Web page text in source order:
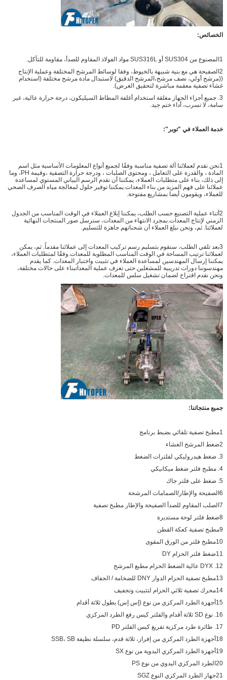
الخصائص:
1المصنوع من SUS304 أو SUS316L مواد الفولاذ المقاوم للصدأ، مقاومة للتآكل.
2الصفيحة هي مع بنية شبيهة بالخيوط، وفقا لوسائط المرشح المختلفة وعملية الإنتاج
((مرشح أولي، نصف مرشح،المرشح الدقيق) لاستبدال مادة مرشح مختلفة (استخدام
غشاء تصفية معقمة مباشرة لتحقيق الغرض).
3. جميع أجزاء الجهاز مغلقة استخدام أغلفة المطاط السيليكون، درجة حرارة عالية، غير
سامة، لا تسرب، أداء ختم جيد.
خدمة العملاء في "توبر":
1نحن نقدم لعملائنا آلة تصفية مناسبة وفقًا لجميع أنواع المعلومات الأساسية مثل اسم
المادة ، والقدرة على التعامل ، ومحتوى الصلبات ، ودرجة حرارة التصفية ،وقيمة PH، وما
إلى ذلك، بناء على متطلبات العملاء، يمكننا أن نقدم الرسم البياني المستوي لمساعدة
عملائنا على فهم المزيد من بناء المعدات.يمكننا توفير حلول لمعالجة مياه الصرف الصحي
للعملاء، ويقومون أيضا بمشاريع مفتوحة.
2أثناء عملية التصنيع حسب الطلب، يمكننا إبلاغ العملاء في الوقت المناسب من الجدول
الزمني لإنتاج المعدات.بمجرد الانتهاء من المعدات، سنرسل صور المنتجات النهائية
لعملائنا. ثم، ونحن نبلغ العملاء أن شحناتهم جاهزة للتسليم.
3بعد تلقي الطلب، سنقوم بتسليم رسم تركيب المعدات إلى عملائنا مقدماً. ثم، يمكن
لعملائنا ترتيب المساحة في الوقت المناسب المطلوبة للمعدات.وفقًا لمتطلبات العملاء،
يمكننا إرسال المهندسين لمساعدة العملاء في تثبيت واختبار المعدات. كما يقدم
مهندسوننا دورات تدريبية للمشغلين.حتى تعرف عملية المعداتبناء على حالات مختلفة،
ونحن نقدم اقتراح لضمان تشغيل سلس للمعدات.
جميع منتجاتنا:
1مطبخ تصفية تلقائي بضبط برنامج
2ضغط المرشح الغشاء
3. ضغط هيدروليكي لفلترات الضغط
4. مطبخ فلتر ضغط ميكانيكي
5. ضغط على فلتر جاك
6الصفيحة والإطار/الصمامات المرشحة
7الصلب المقاوم للصدأ الصفيحة والإطار مطبخ تصفية
8ضغط فلتر لوحة مستديرة
9مطبخ تصفية كعكة القطن
10مطبخ فلتر من الورق المقوى
11ضغط فلتر الحزام DY
12. DYX عالية الضغط الحزام مطبع المرشح
13مطبخ تصفية الحزام الدوار DNY للضخامة / الجفاف
14محرك تصفية ثلاثي الحزام لتثبيت وتجفيف
15أجهزة الطرد المركزي من نوع (إس إس) بطول ثلاثة أقدام
16. نوع SD ثلاثة أقدام والفلتر كيس رفع الطرد المركزي
17. طائرة طرد مركزية تفريغ كيس الفلتر PD
18أجهزة الطرد المركزي من إفراز، ثلاثة قدم، سلسلة نظيفة SSB، SB
19أجهزة الطرد المركزي اليدوية من نوع SX
20الطرد المركزي اليدوي من نوع PS
21جهاز الطرد المركزي النوع SGZ